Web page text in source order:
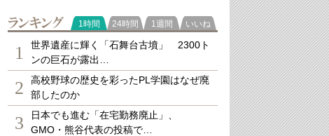
ランキング
1時間 24時間 1週間 いいね
1
世界遺産に輝く「石舞台古墳」 2300ト
ンの巨石が露出…
2
高校野球の歴史を彩ったPL学園はなぜ廃
部したのか
3
日本でも進む「在宅勤務廃止」、
GMO・熊谷代表の投稿で…